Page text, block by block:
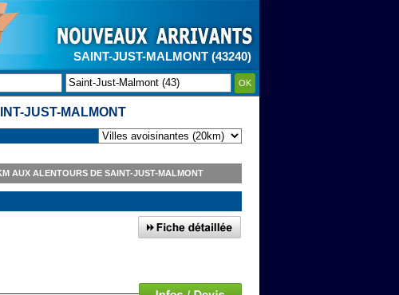
SAINT-JUST-MALMONT (43240)
OK
JUST-MALMONT
AUX ALENTOURS DE SAINT-JUST-MALMONT